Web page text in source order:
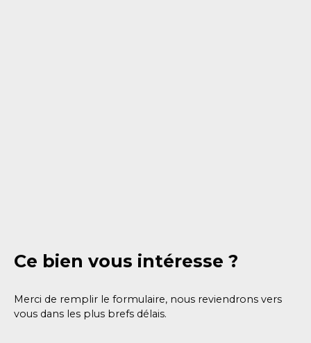
Ce bien vous intéresse ?
Merci de remplir le formulaire, nous reviendrons vers
vous dans les plus brefs délais.